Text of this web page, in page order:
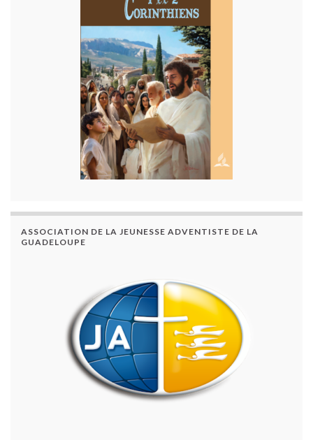
ASSOCIATION DE LA JEUNESSE ADVENTISTE DE LA
GUADELOUPE